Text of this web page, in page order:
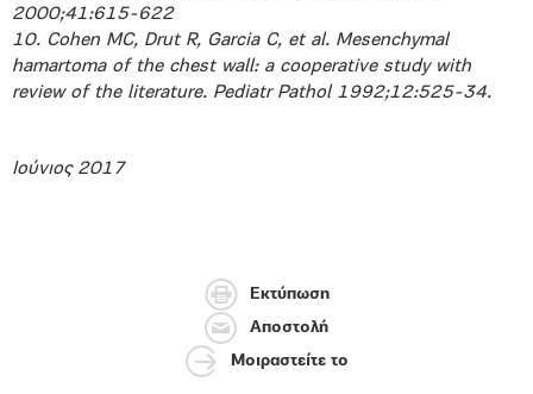
2000;41:615-622
10. Cohen MC, Drut R, Garcia C, et al. Mesenchymal
hamartoma of the chest wall: a cooperative study with
review of the literature. Pediatr Pathol 1992;12:525-34.
Ιούνιος 2017
Εκτύπωση
Αποστολή
Μοιραστείτε το